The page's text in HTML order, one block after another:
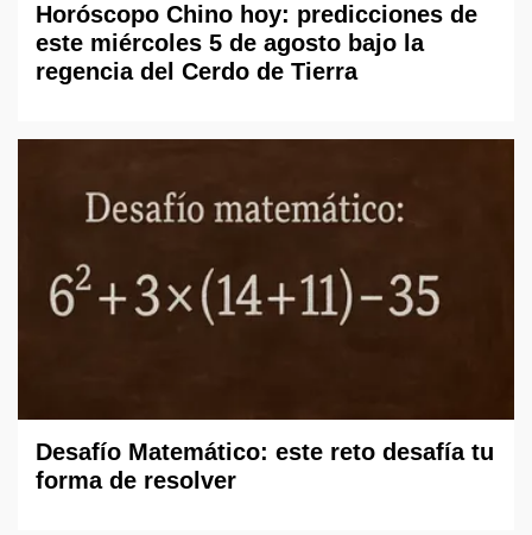
Horóscopo Chino hoy: predicciones de
este miércoles 5 de agosto bajo la
regencia del Cerdo de Tierra
Desafío Matemático: este reto desafía tu
forma de resolver